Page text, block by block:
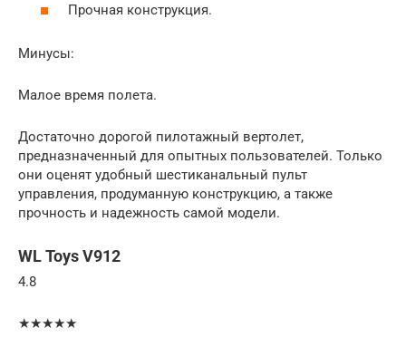
Прочная конструкция.
Минусы:
Малое время полета.
Достаточно дорогой пилотажный вертолет,
предназначенный для опытных пользователей. Только
они оценят удобный шестиканальный пульт
управления, продуманную конструкцию, а также
прочность и надежность самой модели.
WL Toys V912
4.8
★★★★★